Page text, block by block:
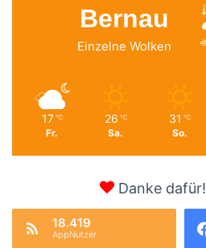
Bernau
Einzelne Wolken
17 ℃
Fr.
26 ℃
Sa.
31 ℃
So.
Danke dafür!
18.419
AppNutzer